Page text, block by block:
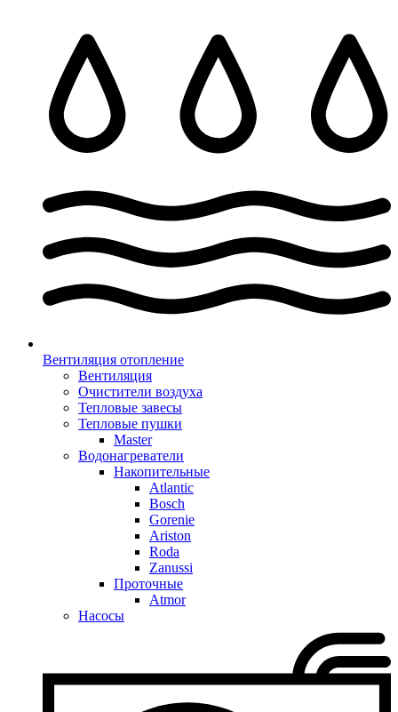
Вентиляция отопление
Вентиляция
Очистители воздуха
Тепловые завесы
Тепловые пушки
Master
Водонагреватели
Накопительные
Atlantic
Bosch
Gorenie
Ariston
Roda
Zanussi
Проточные
Atmor
Насосы